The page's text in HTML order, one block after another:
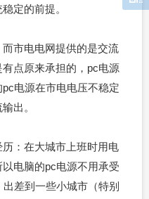
定的前提。
市电电网提供的是交流
点原来承担的，pc电源
电源在市电电压不稳定
出。
：在大城市上班时用电
电脑的pc电源不用承受
差到一些小城市（特别